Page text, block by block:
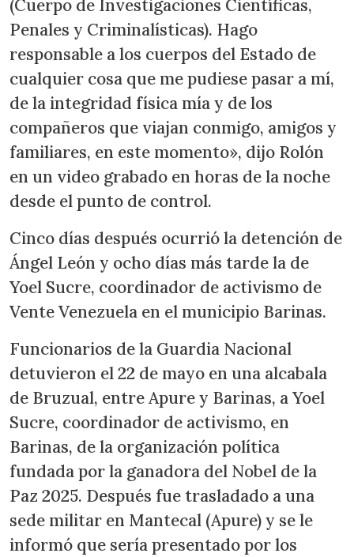
(Cuerpo de Investigaciones Científicas,
Penales y Criminalísticas). Hago
responsable a los cuerpos del Estado de
cualquier cosa que me pudiese pasar a mí,
de la integridad física mía y de los
compañeros que viajan conmigo, amigos y
familiares, en este momento», dijo Rolón
en un video grabado en horas de la noche
desde el punto de control.
Cinco días después ocurrió la detención de
Ángel León y ocho días más tarde la de
Yoel Sucre, coordinador de activismo de
Vente Venezuela en el municipio Barinas.
Funcionarios de la Guardia Nacional
detuvieron el 22 de mayo en una alcabala
de Bruzual, entre Apure y Barinas, a Yoel
Sucre, coordinador de activismo, en
Barinas, de la organización política
fundada por la ganadora del Nobel de la
Paz 2025. Después fue trasladado a una
sede militar en Mantecal (Apure) y se le
informó que sería presentado por los